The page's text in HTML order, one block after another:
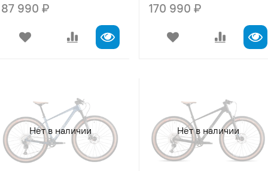
87 990 ₽ 170 990 ₽
Нет в наличии Нет в наличии